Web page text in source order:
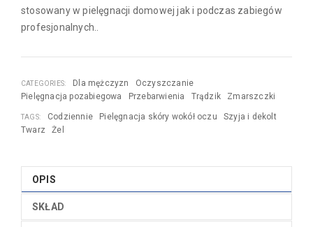
stosowany w pielęgnacji domowej jak i podczas zabiegów
profesjonalnych..
CATEGORIES: Dla mężczyzn
Oczyszczanie
Pielęgnacja pozabiegowa
Przebarwienia Trądzik Zmarszczki
TAGS: Codziennie Pielęgnacja skóry wokół oczu
Szyja i dekolt
Twarz
Żel
OPIS
SKŁAD